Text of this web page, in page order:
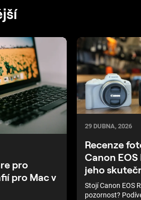
pro
pro Mac v
29 DUBNA, 2026
Recenze
Canon
jeho
Stojí Canon EOS
pozornost?